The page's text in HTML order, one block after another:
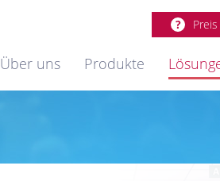
Über uns Produkte